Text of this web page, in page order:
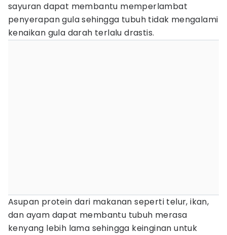
sayuran dapat membantu memperlambat
penyerapan gula sehingga tubuh tidak mengalami
kenaikan gula darah terlalu drastis.
Asupan protein dari makanan seperti telur, ikan,
dan ayam dapat membantu tubuh merasa
kenyang lebih lama sehingga keinginan untuk